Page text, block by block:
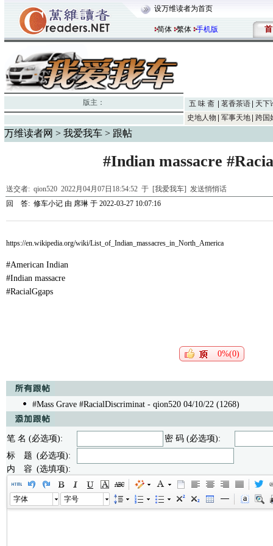
设万维读者为首页
简体 繁体 手机版 首
版主： 五 味 斋 茗香茶语
天下
史地人物
军事天地 跨国
万维读者网 > 我爱我车 > 跟帖
#Indian massacre
送交者: qion520 2022月04月07日18:54:52 于 [我爱我车] 发送悄悄话
回 答: 修车小记 由 席琳 于 2022-03-27 10:07:16
https://en.wikipedia.org/wiki/List_of_Indian_massacres_in_North_America
#American Indian
#Indian massacre
#RacialGgaps
0%(0)
#Mass Grave #RacialDiscriminat - qion520 04/10/22 (1268)
笔 名 (必选项):
密 码 (必选项):
标 题 (必选项):
内 容 (选填项):
字体 字号